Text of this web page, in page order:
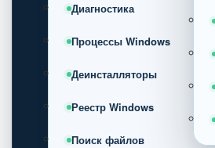
Диагностика
Процессы Windows
Деинсталляторы
Реестр Windows
Поиск файлов